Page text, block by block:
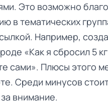
Это возможно
в тематических
Например,
«Как я сбросил 5
сами». Плюсы этого
Среди минусов
внимание.